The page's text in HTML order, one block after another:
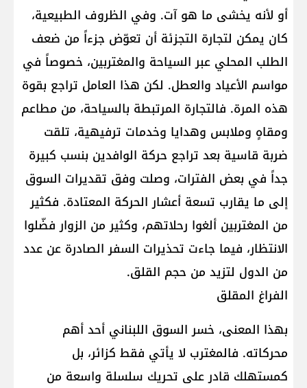
أو لأنه يخشى ما هو آت. وفي الظروف الطبيعية،
كان يمكن لتجارة التجزئة أن تعوّض جزءاً من ضعف
الطلب المحلي عبر السياحة والمغتربين، خصوصاً في
مواسم الأعياد والعطل. لكن هذا العامل تراجع بقوة
هذه المرة. فالتجارة المرتبطة بالسياحة، من مطاعم
ومقاهٍ وملابس وهدايا وخدمات ترفيهية، تلقت
ضربة قاسية بعد تراجع حركة الوافدين بنسب كبيرة
جداً في بعض الفترات، وصلت وفق تقديرات السوق
إلى ما يقارب تسعة أعشار الحركة المعتادة. فكثير
من المغتربين ألغوا رحلاتهم، وكثير من الزوار فضّلوا
الانتظار، فيما جاءت تحذيرات السفر الصادرة عن عدد
من الدول لتزيد من حجم القلق.
الفراغ المقلق
بهذا المعنى، خسر السوق اللبناني أحد أهم
محركاته. فالمغترب لا يأتي فقط كزائر، بل
كمستهلك قادر على تحريك سلسلة واسعة من